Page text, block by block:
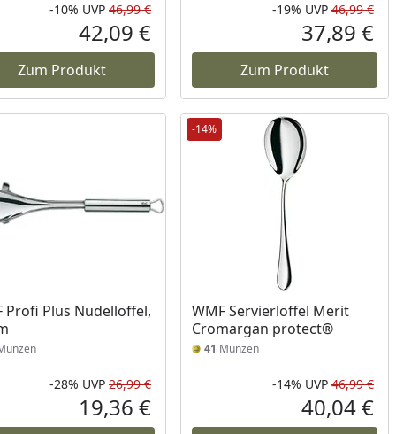
Rabatt in Prozent
-10%
Ursprünglicher Preis
UVP 46,99 €
Aktueller Preis
42,09 €
Zum Produkt
-19% UVP 46,99 €
37,89 €
Zum Produkt
Preis
Profi Plus Nudellöffel,
Rabatt in Prozent
-28%
Ursprünglicher Preis
UVP 26,99 €
Aktueller Preis
19,36 €
-14%
WMF Servierlöffel Merit
Cromargan protect®
41 Münzen
-14% UVP 46,99 €
40,04 €